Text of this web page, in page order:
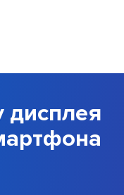
дисплея